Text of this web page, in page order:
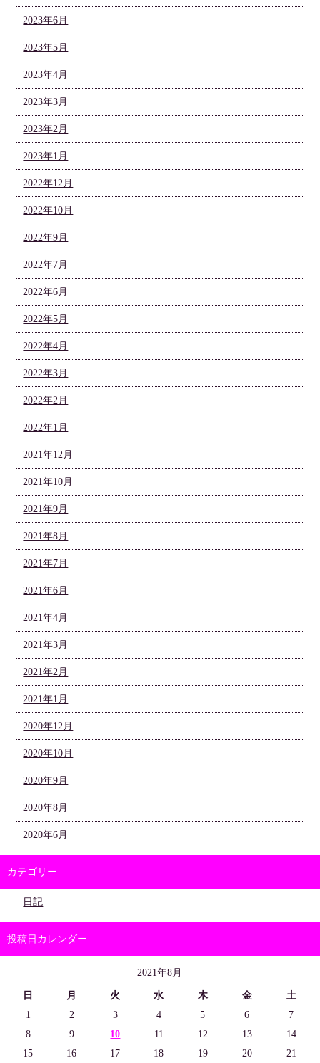
2023年6月
2023年5月
2023年4月
2023年3月
2023年2月
2023年1月
2022年12月
2022年10月
2022年9月
2022年7月
2022年6月
2022年5月
2022年4月
2022年3月
2022年2月
2022年1月
2021年12月
2021年10月
2021年9月
2021年8月
2021年7月
2021年6月
2021年4月
2021年3月
2021年2月
2021年1月
2020年12月
2020年10月
2020年9月
2020年8月
2020年6月
カテゴリー
日記
投稿日カレンダー
2021年8月
日 月 火 水 木 金
土
1
2 3 4 5 6
7
8
9 10 11 12 13
14
15
16 17 18 19 20 21